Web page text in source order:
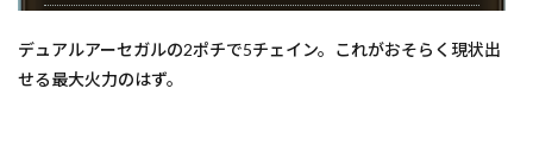
デュアルアーセガルの2ポチで5チェイン。これがおそらく現状出
せる最大火力のはず。